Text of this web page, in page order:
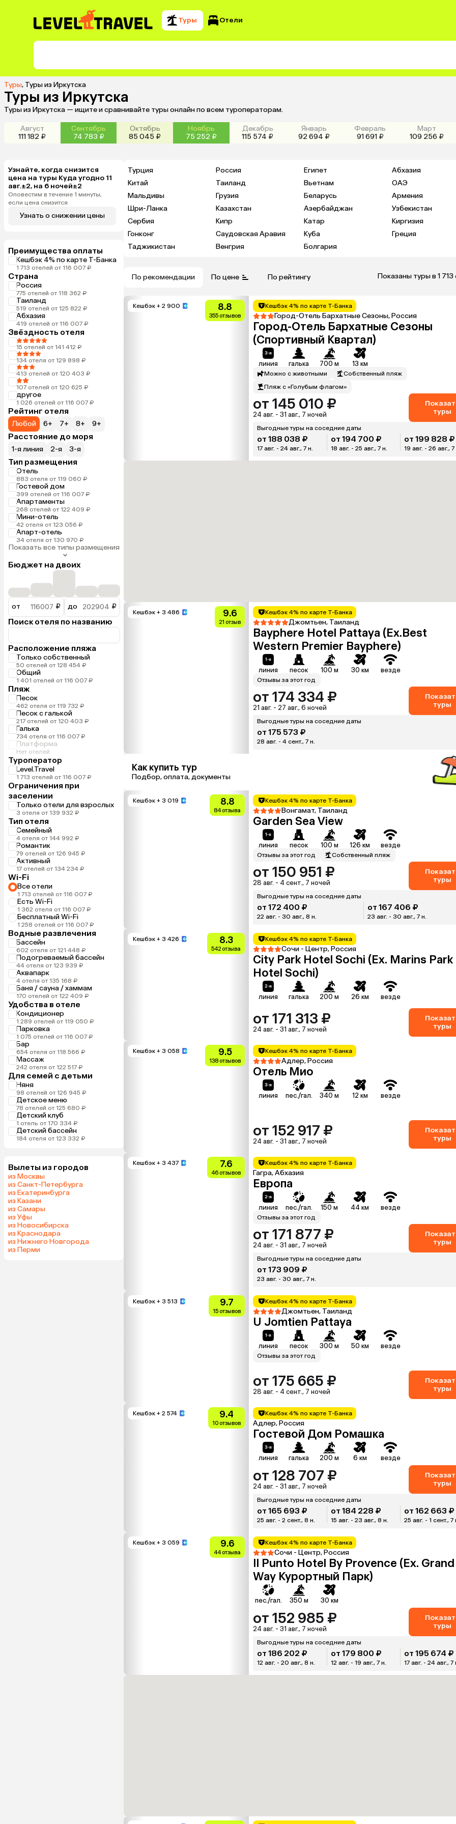
Туры Отели
Туры, Туры из Иркутска
Туры из Иркутска
Туры из Иркутска — ищите и сравнивайте туры онлайн по всем туроператорам.
Август
111 182 ₽
Сентябрь
74 783 ₽
Октябрь
85 045 ₽
Ноябрь
75 252 ₽
Декабрь
115 574 ₽
Январь
92 694 ₽
Февраль
91 691 ₽
Март
109 256 ₽
Узнайте, когда снизится
цена на туры Куда угодно 11
авг.±2, на 6 ночей±2
Оповестим в течение 1 минуты,
если цена снизится
Узнать о снижении цены
Преимущества оплаты
Кешбэк 4% по карте Т-Банка
1 713 отелей от 116 007 ₽
Страна
Россия
775 отелей от 118 362 ₽
Таиланд
519 отелей от 125 822 ₽
Абхазия
419 отелей от 116 007 ₽
Звёздность отеля
15 отелей от 141 412 ₽
134 отеля от 129 898 ₽
413 отелей от 120 403 ₽
107 отелей от 120 625 ₽
другое
1 026 отелей от 116 007 ₽
Рейтинг отеля
Любой 6+ 7+ 8+ 9+
Расстояние до моря
1-я линия 2-я 3-я
Тип размещения
Отель
883 отеля от 119 060 ₽
Гостевой дом
399 отелей от 116 007 ₽
Апартаменты
268 отелей от 122 409 ₽
Мини-отель
42 отеля от 123 056 ₽
Апарт-отель
34 отеля от 130 970 ₽
Показать все типы размещения
Бюджет на двоих
от ₽ до ₽
Поиск отеля по названию
Расположение пляжа
Только собственный
50 отелей от 128 454 ₽
Общий
1 401 отелей от 116 007 ₽
Пляж
Песок
462 отеля от 119 732 ₽
Песок с галькой
217 отелей от 120 403 ₽
Галька
734 отеля от 116 007 ₽
Платформа
Нет отелей
Туроператор
Level.Travel
1 713 отелей от 116 007 ₽
Ограничения при
заселении
Только отели для взрослых
3 отеля от 139 932 ₽
Тип отеля
Семейный
4 отеля от 144 992 ₽
Романтик
79 отелей от 126 945 ₽
Активный
17 отелей от 134 234 ₽
Wi-Fi
Все отели
1 713 отелей от 116 007 ₽
Есть Wi-Fi
1 362 отеля от 116 007 ₽
Бесплатный Wi-Fi
1 258 отелей от 116 007 ₽
Водные развлечения
Бассейн
602 отеля от 121 448 ₽
Подогреваемый бассейн
44 отеля от 123 939 ₽
Аквапарк
4 отеля от 135 168 ₽
Баня / сауна / хаммам
170 отелей от 122 409 ₽
Удобства в отеле
Кондиционер
1 289 отелей от 119 050 ₽
Парковка
1 075 отелей от 116 007 ₽
Бар
654 отеля от 118 566 ₽
Массаж
242 отеля от 122 517 ₽
Для семей с детьми
Няня
98 отелей от 126 945 ₽
Детское меню
78 отелей от 125 680 ₽
Детский клуб
1 отель от 170 334 ₽
Детский бассейн
184 отеля от 123 332 ₽
Вылеты из городов
из Москвы
из Санкт-Петербурга
из Екатеринбурга
из Казани
из Самары
из Уфы
из Новосибирска
из Краснодара
из Нижнего Новгорода
из Перми
Турция Россия Египет
Абхазия
Китай
Таиланд Вьетнам
ОАЭ
Мальдивы
Грузия Беларусь
Армения
Шри-Ланка
Казахстан Азербайджан
Узбекистан
Сербия
Кипр Катар
Киргизия
Гонконг
Саудовская Аравия Куба
Греция
Таджикистан
Венгрия Болгария
По рекомендации По цене По рейтингу Показаны туры в 1 713
Кешбэк + 2 900 8.8
355 отзывов
Кешбэк 4% по карте Т-Банка
Город-Отель Бархатные Сезоны, Россия
Город-Отель Бархатные Сезоны
(Спортивный Квартал)
линия галька 700 м 13 км
Можно с животными
Собственный пляж
Пляж с «Голубым флагом»
от 145 010 ₽
24 авг. - 31 авг., 7 ночей
туры
Выгодные туры на соседние даты
от 188 038 ₽
17 авг. - 24 авг., 7 н.
от 194 700 ₽
18 авг. - 25 авг., 7 н.
от 199 828 ₽
19 авг. - 26 авг., 7
Кешбэк + 3 486 9.6
21 отзыв
Кешбэк 4% по карте Т-Банка
Джомтьен, Таиланд
Bayphere Hotel Pattaya (Ex.Best
Western Premier Bayphere)
линия песок 100 м 30 км везде
Отзывы за этот год
от 174 334 ₽
21 авг. - 27 авг., 6 ночей
туры
Выгодные туры на соседние даты
от 175 573 ₽
28 авг. - 4 сент., 7 н.
Как купить тур
Подбор, оплата, документы
Кешбэк + 3 019 8.8
84 отзыва
Кешбэк 4% по карте Т-Банка
Вонгамат, Таиланд
Garden Sea View
линия песок 100 м 126 км везде
Отзывы за этот год Собственный пляж
от 150 951 ₽
28 авг. - 4 сент., 7 ночей
туры
Выгодные туры на соседние даты
от 172 400 ₽
22 авг. - 30 авг., 8 н.
от 167 406 ₽
23 авг. - 30 авг., 7 н.
Кешбэк + 3 426 8.3
542 отзыва
Кешбэк 4% по карте Т-Банка
Сочи - Центр, Россия
City Park Hotel Sochi (Ex. Marins Park
Hotel Sochi)
линия галька 200 м 26 км везде
от 171 313 ₽
24 авг. - 31 авг., 7 ночей
туры
Кешбэк + 3 058 9.5
138 отзывов
Кешбэк 4% по карте Т-Банка
Адлер, Россия
Отель Мио
линия пес./гал. 340 м 12 км везде
от 152 917 ₽
24 авг. - 31 авг., 7 ночей
туры
Кешбэк + 3 437 7.6
46 отзывов
Кешбэк 4% по карте Т-Банка
Гагра, Абхазия
Европа
линия пес./гал. 150 м 44 км везде
Отзывы за этот год
от 171 877 ₽
24 авг. - 31 авг., 7 ночей
туры
Выгодные туры на соседние даты
от 173 909 ₽
23 авг. - 30 авг., 7 н.
Кешбэк + 3 513 9.7
15 отзывов
Кешбэк 4% по карте Т-Банка
Джомтьен, Таиланд
U Jomtien Pattaya
линия песок 300 м 50 км везде
Отзывы за этот год
от 175 665 ₽
28 авг. - 4 сент., 7 ночей
туры
Кешбэк + 2 574 9.4
10 отзывов
Кешбэк 4% по карте Т-Банка
Адлер, Россия
Гостевой Дом Ромашка
линия галька 200 м 6 км везде
от 128 707 ₽
24 авг. - 31 авг., 7 ночей
туры
Выгодные туры на соседние даты
от 165 693 ₽
25 авг. - 2 сент., 8 н.
от 184 228 ₽
15 авг. - 23 авг., 8 н.
от 162 663 ₽
25 авг. - 1 сент., 7
Кешбэк + 3 059 9.6
44 отзыва
Кешбэк 4% по карте Т-Банка
Сочи - Центр, Россия
Il Punto Hotel By Provence (Ex. Grand
Way Курортный Парк)
пес./гал. 350 м 30 км
от 152 985 ₽
24 авг. - 31 авг., 7 ночей
туры
Выгодные туры на соседние даты
от 186 202 ₽
12 авг. - 20 авг., 8 н.
от 179 800 ₽
12 авг. - 19 авг., 7 н.
от 195 674 ₽
17 авг. - 24 авг., 7